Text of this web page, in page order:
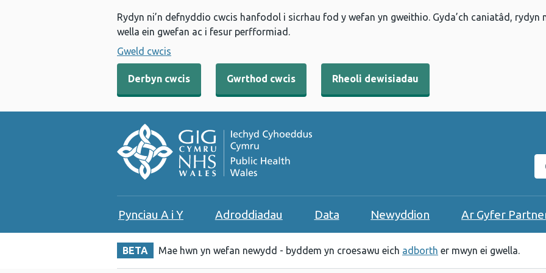
Rydyn ni’n defnyddio cwcis hanfodol i sicrhau fod y wefan yn gweithio. Gyda’ch caniatâd,
wella ein gwefan ac i fesur perfformiad.
Gweld cwcis
Derbyn cwcis Gwrthod cwcis Rheoli dewisiadau
Pynciau A i Y Adroddiadau Data Newyddion Ar Gyfer
BETA Mae hwn yn wefan newydd - byddem yn croesawu eich adborth er mwyn ei gwella.